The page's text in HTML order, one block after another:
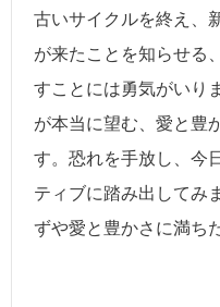
古いサイクルを終え、
が来たことを知らせる
すことには勇気がいり
が本当に望む、愛と豊
す。恐れを手放し、今
ティブに踏み出してみ
ずや愛と豊かさに満ち